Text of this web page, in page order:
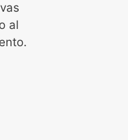
al